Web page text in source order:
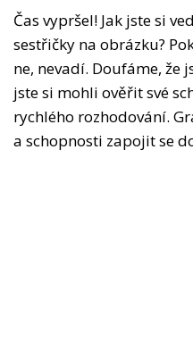
Čas vypršel! Jak jste si
sestřičky na obrázku?
ne, nevadí. Doufáme, že
jste si mohli ověřit své
rychlého rozhodování.
a schopnosti zapojit se